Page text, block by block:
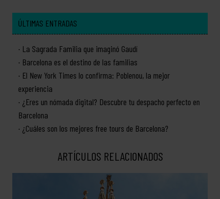
ÚLTIMAS ENTRADAS
La Sagrada Familia que imaginó Gaudí
Barcelona es el destino de las familias
El New York Times lo confirma: Poblenou, la mejor
experiencia
¿Eres un nómada digital? Descubre tu despacho perfecto en
Barcelona
¿Cuáles son los mejores free tours de Barcelona?
ARTÍCULOS RELACIONADOS